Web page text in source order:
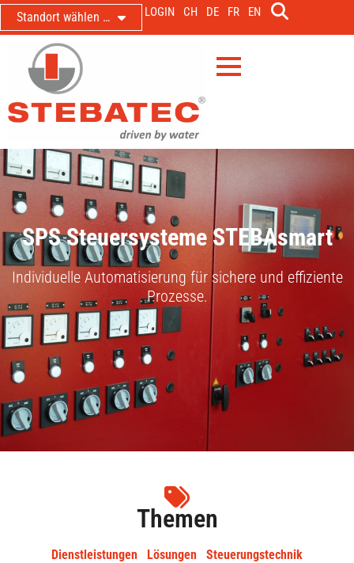
Standort wählen … LOGIN CH DE FR EN
SPS Steuersysteme STEBAsmart
Individuelle Automatisierung für sichere und effiziente
Prozesse.
Themen
Dienstleistungen Lösungen Steuerungstechnik